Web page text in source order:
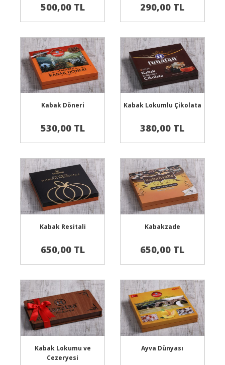
500,00 TL 290,00 TL
Sepete Ekle
Kabak Döneri
530,00 TL
Sepete Ekle
Kabak Lokumlu Çikolata
380,00 TL
Sepete Ekle
Kabak Resitali
650,00 TL
Sepete Ekle
Kabakzade
650,00 TL
Sepete Ekle
Kabak Lokumu ve
Cezeryesi
Sepete Ekle
Ayva Dünyası